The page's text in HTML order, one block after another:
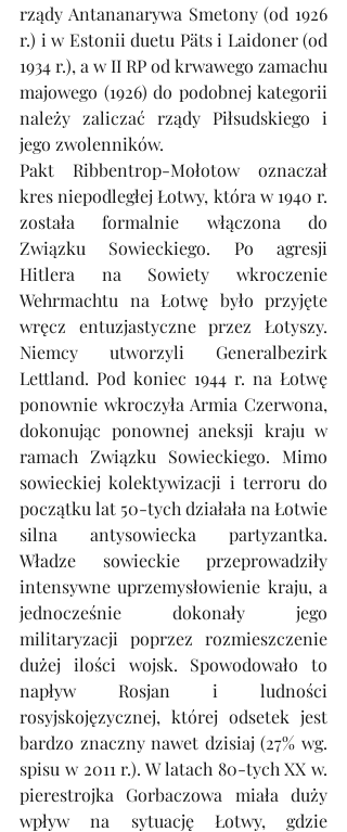
rządy Antananarywa Smetony (od 1926
r.) i w Estonii duetu Päts i Laidoner (od
1934 r.), a w II RP od krwawego zamachu
majowego (1926) do podobnej kategorii
należy zaliczać rządy Piłsudskiego i
jego zwolenników.
Pakt Ribbentrop-Mołotow oznaczał
kres niepodległej Łotwy, która w 1940 r.
została formalnie włączona do
Związku Sowieckiego. Po agresji
Hitlera na Sowiety wkroczenie
Wehrmachtu na Łotwę było przyjęte
wręcz entuzjastyczne przez Łotyszy.
Niemcy utworzyli Generalbezirk
Lettland. Pod koniec 1944 r. na Łotwę
ponownie wkroczyła Armia Czerwona,
dokonując ponownej aneksji kraju w
ramach Związku Sowieckiego. Mimo
sowieckiej kolektywizacji i terroru do
początku lat 50-tych działała na Łotwie
silna antysowiecka partyzantka.
Władze sowieckie przeprowadziły
intensywne uprzemysłowienie kraju, a
jednocześnie dokonały jego
militaryzacji poprzez rozmieszczenie
dużej ilości wojsk. Spowodowało to
napływ Rosjan i ludności
rosyjskojęzycznej, której odsetek jest
bardzo znaczny nawet dzisiaj (27% wg.
spisu w 2011 r.). W latach 80-tych XX w.
pierestrojka Gorbaczowa miała duży
wpływ na sytuację Łotwy, gdzie